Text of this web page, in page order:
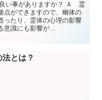
い事がありますか？ Ａ 霊
点ができますので、幽体の
ったり、霊体の心理の影響
意識にも影響が...
法とは？